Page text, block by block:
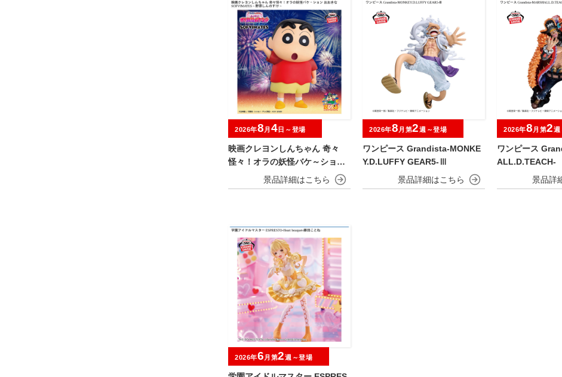
映画クレヨンしんちゃん 奇々
怪々！オラの妖怪バケ～ション
おおきなSOFVIMATES～野原し
んのすけ～
2026年8 月 4日～登場
ワンピース Grandista-MONKE
Y.D.LUFFY GEAR5-Ⅲ
2026年8 月第2週～登場
ワンピース
ALL.D.TEACH-
2026年8 月第2週
2026年6 月第2週～登場